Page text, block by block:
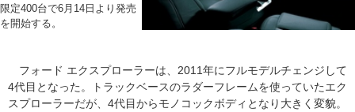
限定400台で6月14日より発売
を開始する。
フォード エクスプローラーは、2011年にフルモデルチェンジして
4代目となった。トラックベースのラダーフレームを使っていたエク
スプローラーだが、4代目からモノコックボディとなり大きく変貌。